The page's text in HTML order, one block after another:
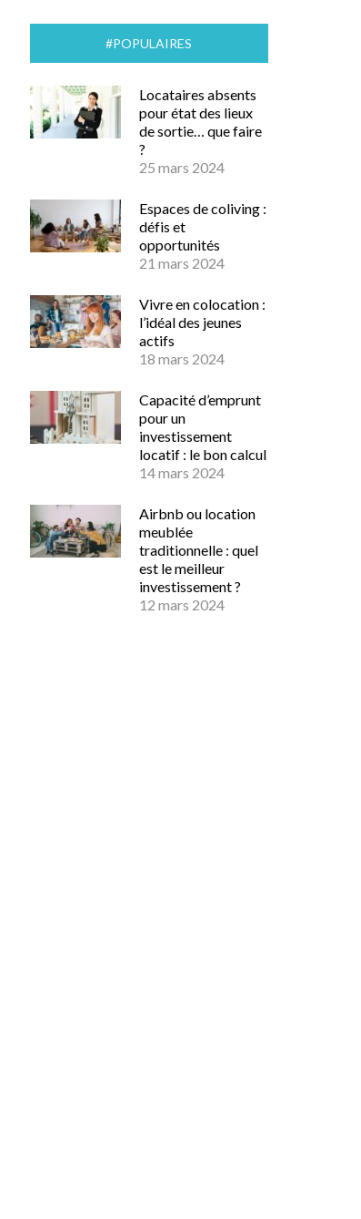
#POPULAIRES
Locataires absents
pour état des lieux
de sortie… que faire
?
25 mars 2024
Espaces de coliving :
défis et
opportunités
21 mars 2024
Vivre en colocation :
l’idéal des jeunes
actifs
18 mars 2024
Capacité d’emprunt
pour un
investissement
locatif : le bon calcul
14 mars 2024
Airbnb ou location
meublée
traditionnelle : quel
est le meilleur
investissement ?
12 mars 2024